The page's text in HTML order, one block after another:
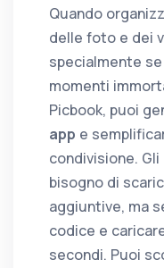
Quando
delle foto e dei
specialmente
momenti
Picbook, puoi
app e
condivisione.
bisogno di
aggiuntive, ma
codice e
secondi. Puoi